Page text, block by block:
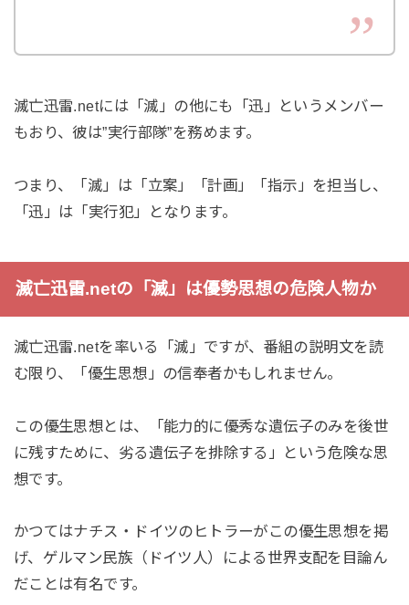
滅亡迅雷.netには「滅」の他にも「迅」というメンバー
もおり、彼は”実行部隊”を務めます。
つまり、「滅」は「立案」「計画」「指示」を担当し、
「迅」は「実行犯」となります。
滅亡迅雷.netの「滅」は優勢思想の危険人物か
滅亡迅雷.netを率いる「滅」ですが、番組の説明文を読
む限り、「優生思想」の信奉者かもしれません。
この優生思想とは、「能力的に優秀な遺伝子のみを後世
に残すために、劣る遺伝子を排除する」という危険な思
想です。
かつてはナチス・ドイツのヒトラーがこの優生思想を掲
げ、ゲルマン民族（ドイツ人）による世界支配を目論ん
だことは有名です。